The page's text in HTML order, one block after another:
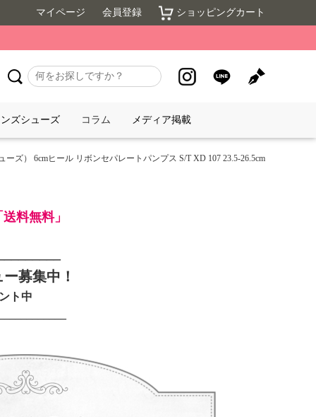
マイページ 会員登録 ショッピングカート
ズシューズ コラム メディア掲載
ズ） 6cmヒール リボンセパレートパンプス S/T XD 107 23.5-26.5cm
料無料」
募集中！
ト中